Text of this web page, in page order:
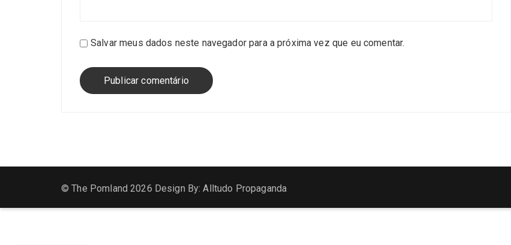
Salvar meus dados neste navegador para a próxima vez que eu comentar.
© The Pomland 2026 Design By: Alltudo Propaganda